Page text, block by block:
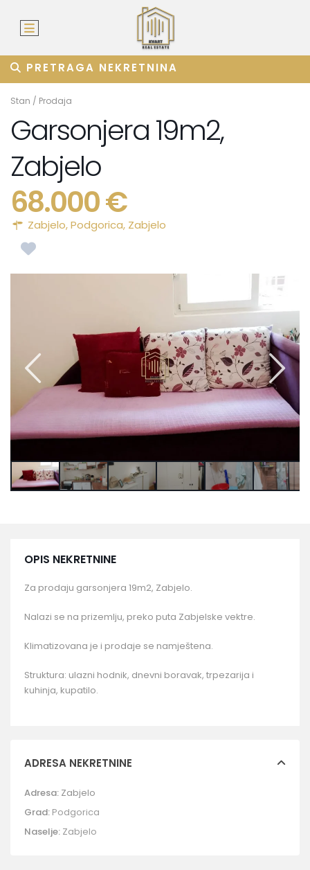
PRETRAGA NEKRETNINA
Stan / Prodaja
Garsonjera 19m2,
Zabjelo
68.000 €
Zabjelo,Podgorica, Zabjelo
OPIS NEKRETNINE
Za prodaju garsonjera 19m2, Zabjelo.
Nalazi se na prizemlju, preko puta Zabjelske vektre.
Klimatizovana je i prodaje se namještena.
Struktura: ulazni hodnik, dnevni boravak, trpezarija i
kuhinja, kupatilo.
ADRESA NEKRETNINE
Adresa: Zabjelo
Grad: Podgorica
Naselje: Zabjelo